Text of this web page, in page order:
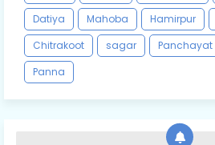
Datiya
Mahoba Hamirpur
Chitrakoot
sagar Panchayat
Panna